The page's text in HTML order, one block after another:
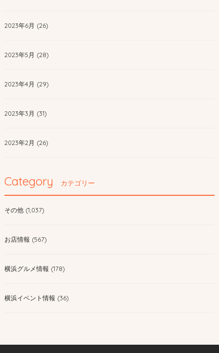
2023年6月 (26)
2023年5月 (28)
2023年4月 (29)
2023年3月 (31)
2023年2月 (26)
Category カテゴリー
その他 (1,037)
お店情報 (567)
横浜グルメ情報 (178)
横浜イベント情報 (36)